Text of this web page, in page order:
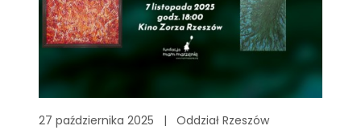
27 października 2025 | Oddział Rzeszów